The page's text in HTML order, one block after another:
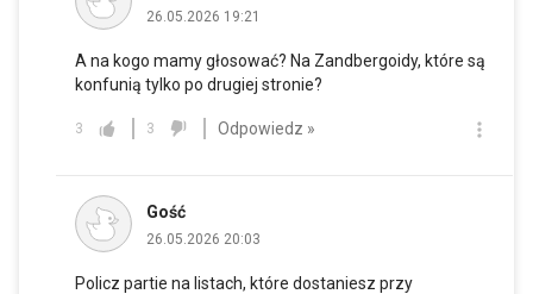
26.05.2026 19:21
A na kogo mamy głosować? Na Zandbergoidy, które są
konfunią tylko po drugiej stronie?
3 3 Odpowiedz »
Gość
26.05.2026 20:03
Policz partie na listach, które dostaniesz przy